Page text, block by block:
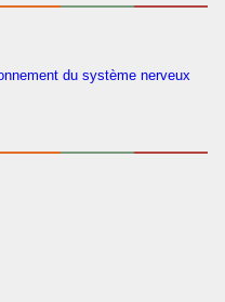
du système nerveux